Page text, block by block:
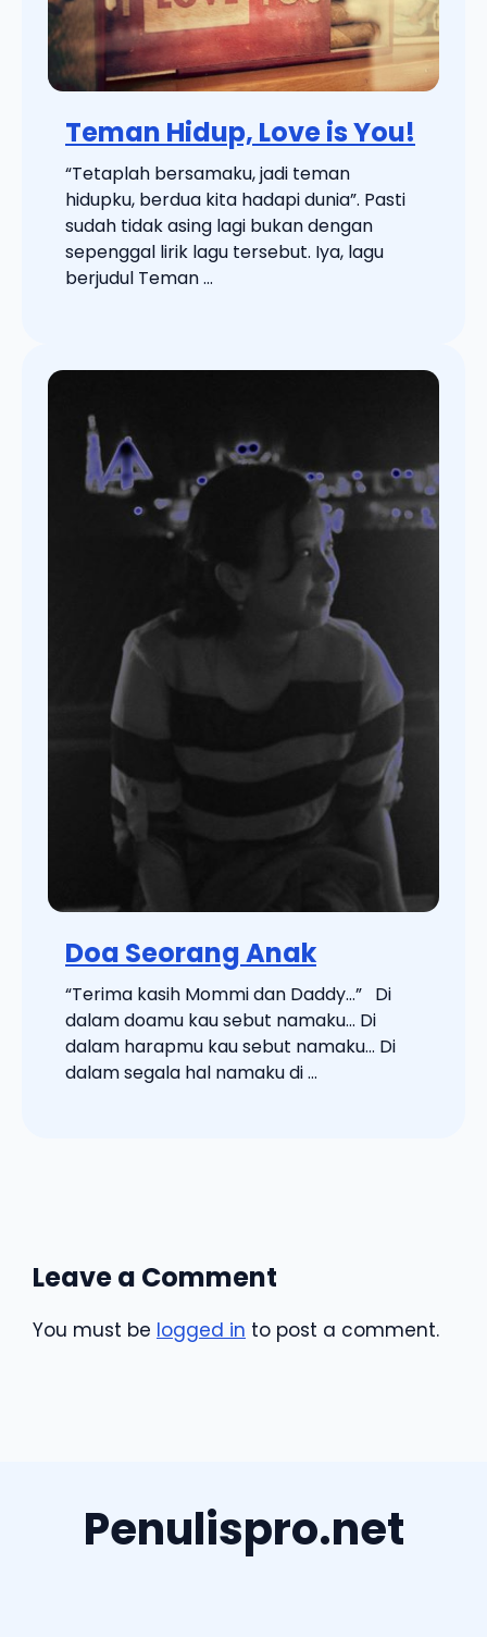
Teman Hidup, Love is You!
“Tetaplah bersamaku, jadi teman
hidupku, berdua kita hadapi dunia”. Pasti
sudah tidak asing lagi bukan dengan
sepenggal lirik lagu tersebut. Iya, lagu
berjudul Teman ...
Doa Seorang Anak
“Terima kasih Mommi dan Daddy…” Di
dalam doamu kau sebut namaku… Di
dalam harapmu kau sebut namaku… Di
dalam segala hal namaku di ...
Leave a Comment
You must be logged in to post a comment.
Penulispro.net